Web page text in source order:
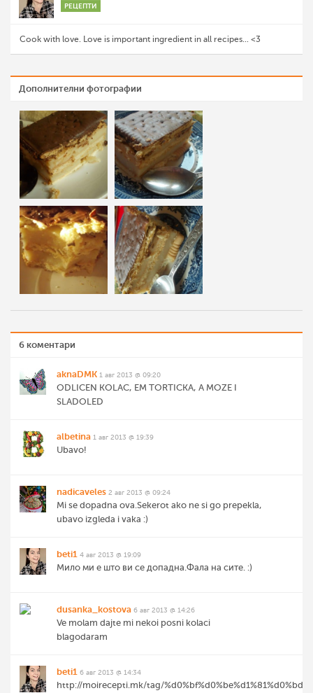
РЕЦЕПТИ
Cook with love. Love is important ingredient in all recipes... <3
Дополнителни фотографии
6 коментари
aknaDMK 1 авг 2013 @ 09:20
ODLICEN KOLAC, EM TORTICKA, A MOZE I
SLADOLED
albetina 1 авг 2013 @ 19:39
Ubavo!
nadicaveles 2 авг 2013 @ 09:24
Mi se dopadna ova.Sekerot ako ne si go prepekla,
ubavo izgleda i vaka :)
beti1 4 авг 2013 @ 19:09
Мило ми е што ви се допадна.Фала на сите. :)
dusanka_kostova 6 авг 2013 @ 14:26
Ve molam dajte mi nekoi posni kolaci
blagodaram
beti1 6 авг 2013 @ 14:34
http://moirecepti.mk/tag/